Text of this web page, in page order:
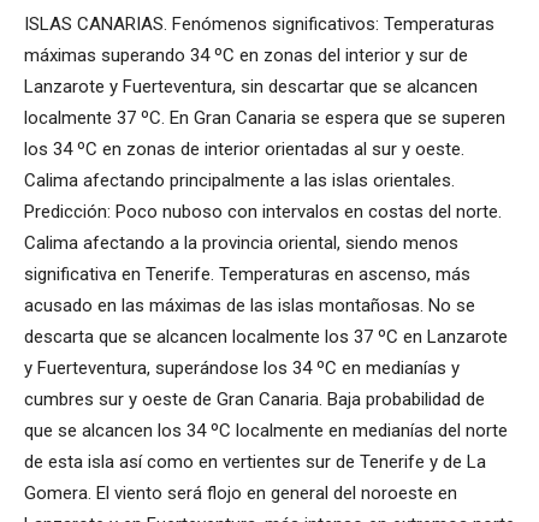
ISLAS CANARIAS. Fenómenos significativos: Temperaturas
máximas superando 34 ºC en zonas del interior y sur de
Lanzarote y Fuerteventura, sin descartar que se alcancen
localmente 37 ºC. En Gran Canaria se espera que se superen
los 34 ºC en zonas de interior orientadas al sur y oeste.
Calima afectando principalmente a las islas orientales.
Predicción: Poco nuboso con intervalos en costas del norte.
Calima afectando a la provincia oriental, siendo menos
significativa en Tenerife. Temperaturas en ascenso, más
acusado en las máximas de las islas montañosas. No se
descarta que se alcancen localmente los 37 ºC en Lanzarote
y Fuerteventura, superándose los 34 ºC en medianías y
cumbres sur y oeste de Gran Canaria. Baja probabilidad de
que se alcancen los 34 ºC localmente en medianías del norte
de esta isla así como en vertientes sur de Tenerife y de La
Gomera. El viento será flojo en general del noroeste en